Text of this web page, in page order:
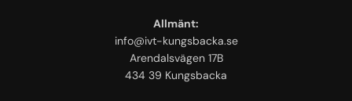
Allmänt:
info@ivt-kungsbacka.se
Arendalsvägen 17B
434 39 Kungsbacka